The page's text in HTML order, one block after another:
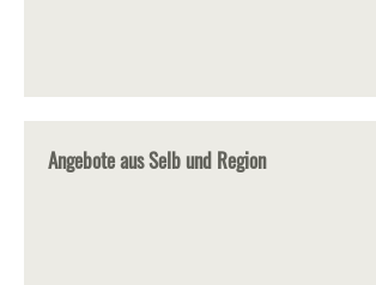
Angebote aus Selb und Region